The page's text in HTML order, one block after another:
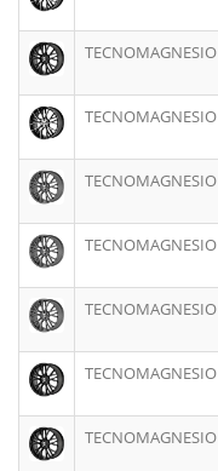
TECNOMAGNESIO
TECNOMAGNESIO
TECNOMAGNESIO
TECNOMAGNESIO
TECNOMAGNESIO
TECNOMAGNESIO
TECNOMAGNESIO